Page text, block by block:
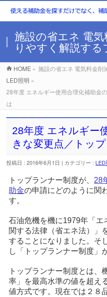
施設の省エネ 電
りやすく解説する
HOME » 施設の省エネ 電気料金削
LED照明 »
28年度 エネルギー使用合理化補助金
は
28年度 エネルギー
きな変更点／トッ
投稿日 : 2016年6月1日 | カテゴリー :LED
トップランナー制度が、 28
助金の申請にどのように関
す。
石油危機を機に1979年「エ
関する法律（省エネ法）」
することになりました。そ
し「トップランナー制度」
トップランナー制度とは、
率」を最高水準の値を超え
値方式です。現在では２８